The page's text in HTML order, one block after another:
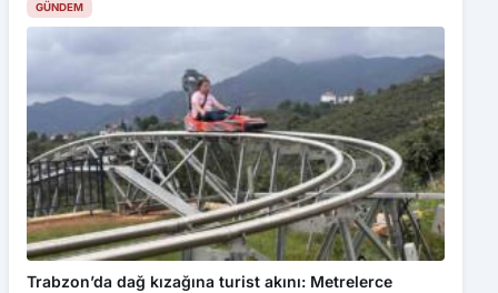
GÜNDEM
Trabzon’da dağ kızağına turist akını: Metrelerce